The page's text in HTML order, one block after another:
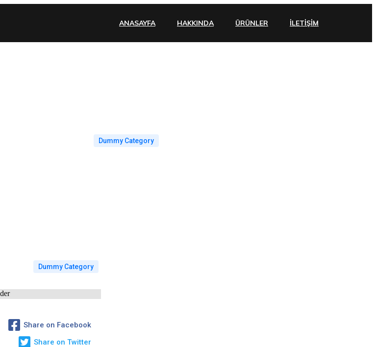
ANASAYFA HAKKINDA ÜRÜNLER İLETIŞIM
Dummy Category
Dummy Category
Share on Facebook
Share on Twitter